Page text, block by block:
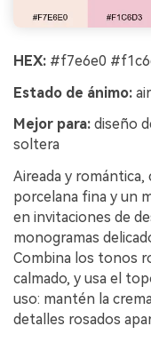
HEX: #f7e6e0
Estado de ánimo:
Mejor para: diseño
soltera
Aireada y
porcelana fina y un
en invitaciones de
monogramas
Combina los tonos
calmado, y usa el
uso: mantén la
detalles rosados